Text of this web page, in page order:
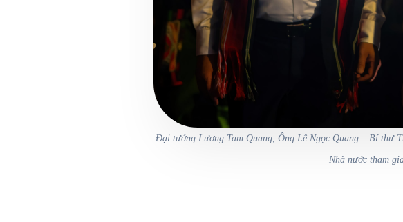
Đại tướng Lương Tam Quang, Ông Lê Ngọc Quang – Bí thư
Nhà nước tham